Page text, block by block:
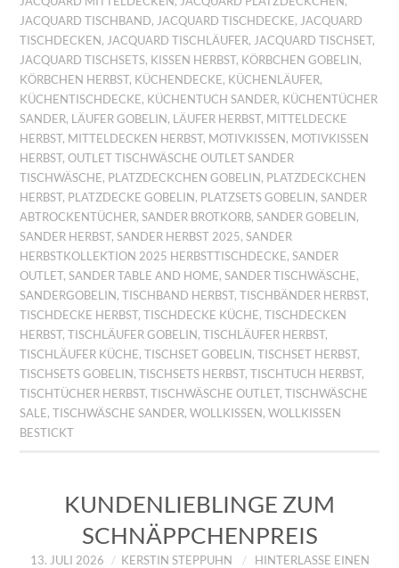
JACQUARD TISCHBAND, JACQUARD TISCHDECKE, JACQUARD
TISCHDECKEN , JACQUARD TISCHLÄUFER, JACQUARD TISCHSET,
JACQUARD TISCHSETS, KISSEN HERBST, KÖRBCHEN GOBELIN ,
KÖRBCHEN HERBST, KÜCHENDECKE, KÜCHENLÄUFER,
KÜCHENTISCHDECKE, KÜCHENTUCH SANDER, KÜCHENTÜCHER
SANDER, LÄUFER GOBELIN , LÄUFER HERBST, MITTELDECKE
HERBST, MITTELDECKEN HERBST, MOTIVKISSEN , MOTIVKISSEN
HERBST,OUTLET TISCHWÄSCHE OUTLET SANDER
TISCHWÄSCHE, PLATZDECKCHEN GOBELIN , PLATZDECKCHEN
HERBST, PLATZDECKE GOBELIN , PLATZSETS GOBELIN ,SANDER
ABTROCKENTÜCHER,SANDER BROTKORB,SANDER GOBELIN ,
SANDER HERBST,SANDER HERBST 2025,SANDER
HERBSTKOLLEKTION 2025 HERBSTTISCHDECKE,SANDER
OUTLET,SANDER TABLE AND HOME,SANDER TISCHWÄSCHE,
SANDERGOBELIN ,TISCHBAND HERBST,TISCHBÄNDER HERBST,
TISCHDECKE HERBST,TISCHDECKE KÜCHE,TISCHDECKEN
HERBST,TISCHLÄUFER GOBELIN ,TISCHLÄUFER HERBST,
TISCHLÄUFER KÜCHE,TISCHSET GOBELIN ,TISCHSET HERBST,
TISCHSETS GOBELIN ,TISCHSETS HERBST,TISCHTUCH HERBST,
TISCHTÜCHER HERBST,TISCHWÄSCHE OUTLET,TISCHWÄSCHE
SALE,TISCHWÄSCHE SANDER,WOLLKISSEN ,WOLLKISSEN
BESTICKT
KUNDENLIEBLINGE ZUM
SCHNÄPPCHENPREIS
13. JULI 2026 KERSTIN STEPPUHN
HINTERLASSE EINEN